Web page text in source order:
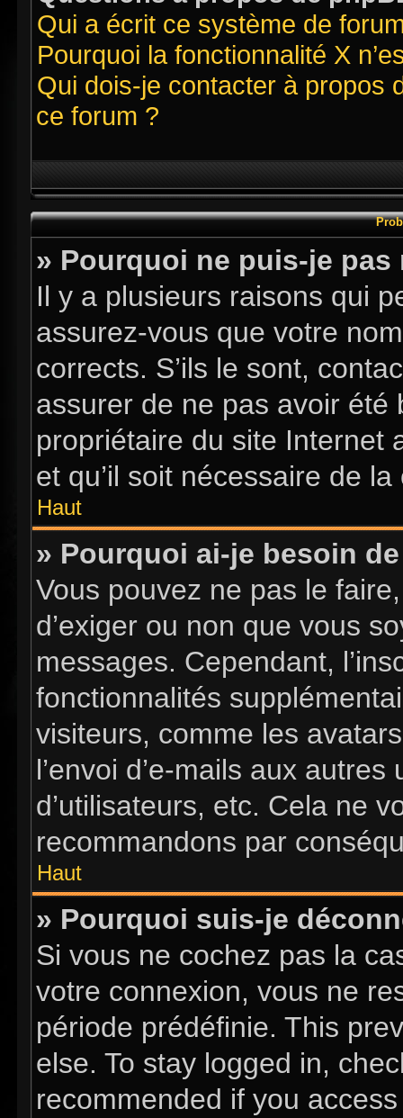
Qui a écrit ce système de
Pourquoi la fonctionnalité X
Qui dois-je contacter à propos
ce forum ?
» Pourquoi ne puis-je pas
Il y a plusieurs raisons qui
assurez-vous que votre
corrects. S’ils le sont,
assurer de ne pas avoir
propriétaire du site Internet
et qu’il soit nécessaire de la
Haut
» Pourquoi ai-je besoin
Vous pouvez ne pas le
d’exiger ou non que vous
messages. Cependant,
fonctionnalités
visiteurs, comme les
l’envoi d’e-mails aux
d’utilisateurs, etc. Cela ne
recommandons par
Haut
» Pourquoi suis-je
Si vous ne cochez pas la
votre connexion, vous ne
période prédéfinie. This
else. To stay logged in,
recommended if you